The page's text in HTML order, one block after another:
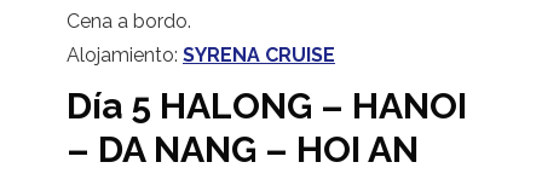
Cena a bordo.
Alojamiento: SYRENA CRUISE
Día 5 HALONG – HANOI
– DA NANG – HOI AN